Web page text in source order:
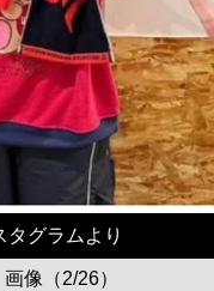
グラムより
像（2/26）